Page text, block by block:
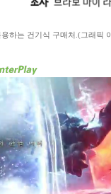
하는 건기식 구매처.(그래픽